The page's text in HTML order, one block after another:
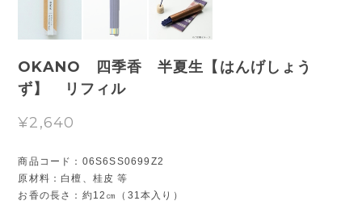
OKANO 四季香 半夏生【はんげしょう
ず】 リフィル
¥2,640
商品コード：06S6SS0699Z2
原材料：白檀、桂皮 等
お香の長さ：約12㎝（31本入り）